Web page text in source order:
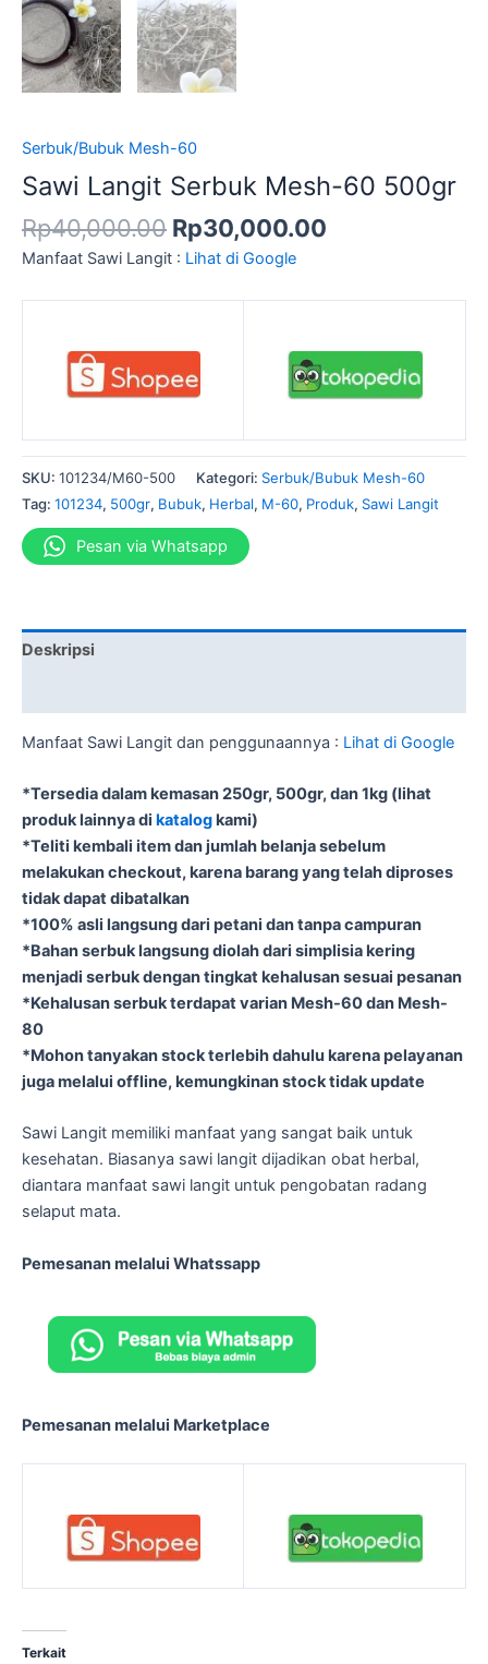
Serbuk/Bubuk Mesh-60
Sawi Langit Serbuk Mesh-60 500gr
Rp40,000.00 Rp30,000.00
Manfaat Sawi Langit : Lihat di Google
SKU: 101234/M60-500 Kategori: Serbuk/Bubuk Mesh-60
Tag: 101234, 500gr, Bubuk, Herbal, M-60, Produk, Sawi Langit
Pesan via Whatsapp
Deskripsi
Manfaat Sawi Langit dan penggunaannya : Lihat di Google
*Tersedia dalam kemasan 250gr, 500gr, dan 1kg (lihat
produk lainnya di katalogkami)
*Teliti kembali item dan jumlah belanja sebelum
melakukan checkout, karena barang yang telah diproses
tidak dapat dibatalkan
*100% asli langsung dari petani dan tanpa campuran
*Bahan serbuk langsung diolah dari simplisia kering
menjadi serbuk dengan tingkat kehalusan sesuai pesanan
*Kehalusan serbuk terdapat varian Mesh-60 dan Mesh-
80
*Mohon tanyakan stock terlebih dahulu karena pelayanan
juga melalui offline, kemungkinan stock tidak update
Sawi Langit memiliki manfaat yang sangat baik untuk
kesehatan. Biasanya sawi langit dijadikan obat herbal,
diantara manfaat sawi langit untuk pengobatan radang
selaput mata.
Pemesanan melalui Whatssapp
Pemesanan melalui Marketplace
Terkait